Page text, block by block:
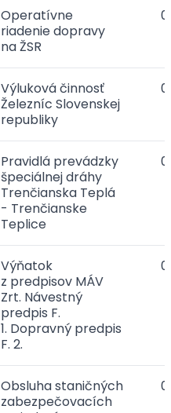
Operatívne
riadenie dopravy
na ŽSR
Výluková činnosť
Železníc Slovenskej
republiky
Pravidlá prevádzky
špeciálnej dráhy
Trenčianska Teplá
- Trenčianske
Teplice
Výňatok
z predpisov MÁV
Zrt. Návestný
predpis F.
1. Dopravný predpis
F. 2.
Obsluha staničných
zabezpečovacích